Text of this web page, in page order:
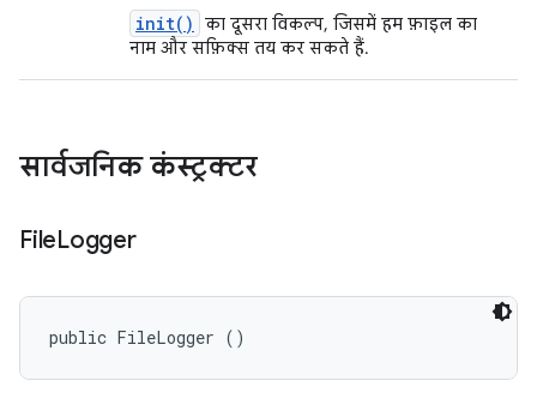
init()
का दूसरा विकल्प, जिसमें हम फ़ाइल का
नाम और सफ़िक्स तय कर सकते हैं.
सार्वजनिक कंस्ट्रक्टर
FileLogger
public FileLogger ()